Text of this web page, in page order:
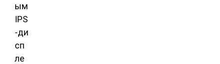
ым
IPS
-ди
сп
ле